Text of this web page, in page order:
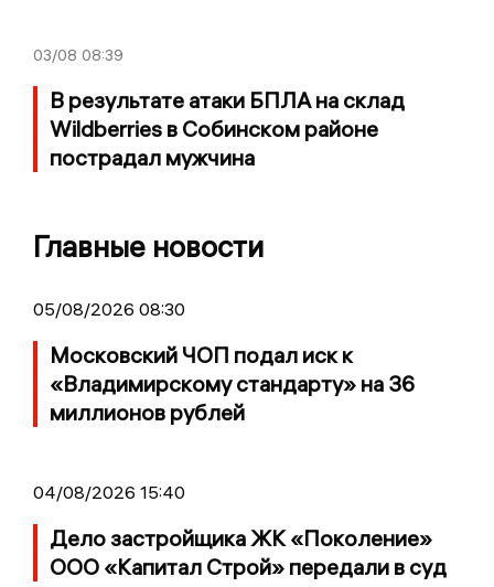
03/08 08:39
В результате атаки БПЛА на склад
Wildberries в Собинском районе
пострадал мужчина
Главные новости
05/08/2026 08:30
Московский ЧОП подал иск к
«Владимирскому стандарту» на 36
миллионов рублей
04/08/2026 15:40
Дело застройщика ЖК «Поколение»
ООО «Капитал Строй» передали в суд